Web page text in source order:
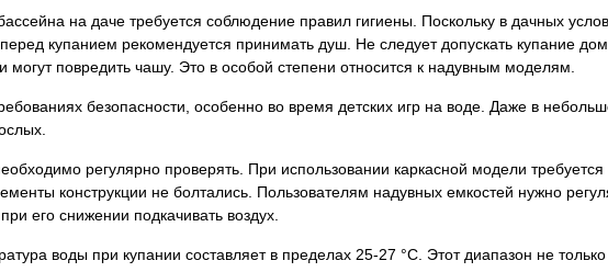
на даче требуется соблюдение правил гигиены. Поскольку в дачных
купанием рекомендуется принимать душ. Не следует допускать купание
могут повредить чашу. Это в особой степени относится к надувным моделям.
безопасности, особенно во время детских игр на воде. Даже в
регулярно проверять. При использовании каркасной модели
конструкции не болтались. Пользователям надувных емкостей нужно
его снижении подкачивать воздух.
воды при купании составляет в пределах 25-27 °C. Этот диапазон не